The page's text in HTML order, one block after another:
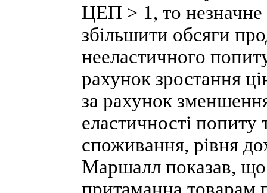
ЦЕП > 1, то незначне
збільшити обсяги
нееластичного
рахунок зростання
за рахунок
еластичності попиту
споживання, рівня
Маршалл показав, що